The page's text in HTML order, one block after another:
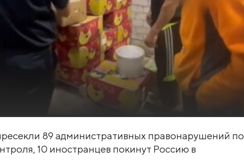
89 административных правонарушений по
10 иностранцев покинут Россию в